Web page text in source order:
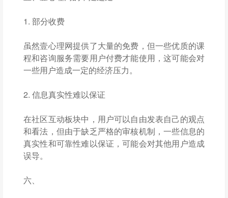
1. 部分收费
虽然壹心理网提供了大量的免费，但一些优质的课
程和咨询服务需要用户付费才能使用，这可能会对
一些用户造成一定的经济压力。
2. 信息真实性难以保证
在社区互动板块中，用户可以自由发表自己的观点
和看法，但由于缺乏严格的审核机制，一些信息的
真实性和可靠性难以保证，可能会对其他用户造成
误导。
六、